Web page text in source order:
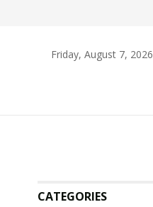
Friday, August 7, 2026
CATEGORIES